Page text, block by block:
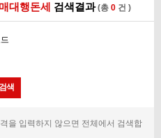
대행돈세 검색결과(총 0 건 )
을 입력하지 않으면 전체에서 검색합